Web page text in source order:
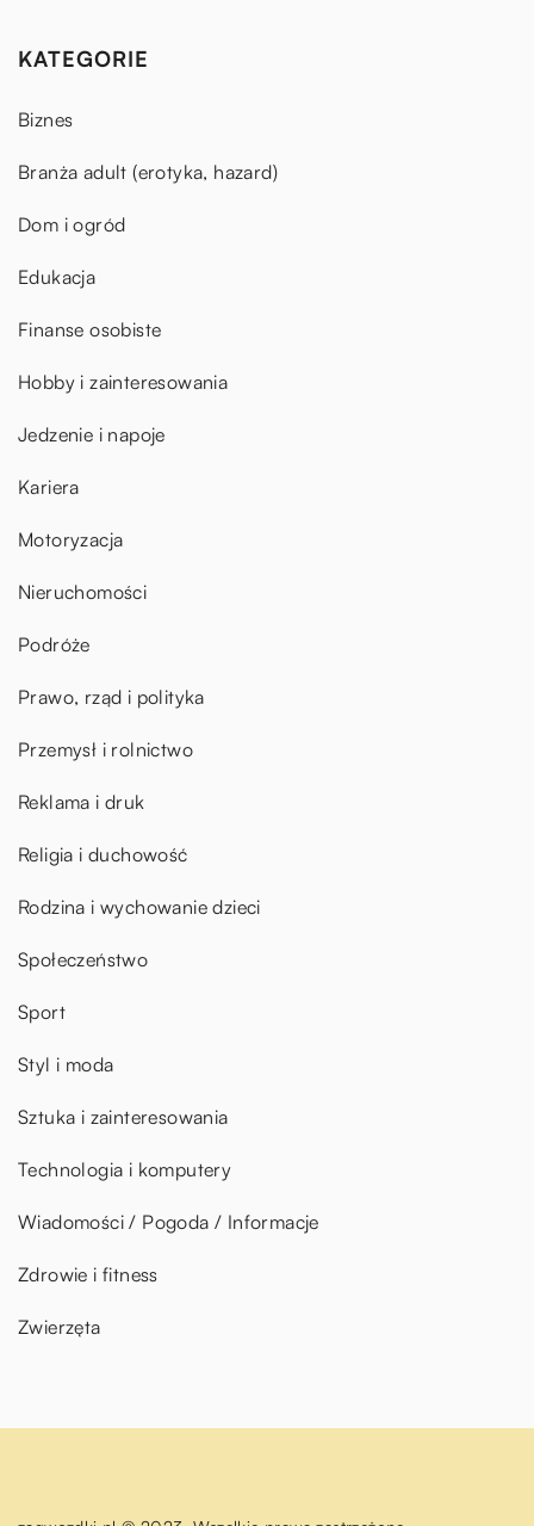
KATEGORIE
Biznes
Branża adult (erotyka, hazard)
Dom i ogród
Edukacja
Finanse osobiste
Hobby i zainteresowania
Jedzenie i napoje
Kariera
Motoryzacja
Nieruchomości
Podróże
Prawo, rząd i polityka
Przemysł i rolnictwo
Reklama i druk
Religia i duchowość
Rodzina i wychowanie dzieci
Społeczeństwo
Sport
Styl i moda
Sztuka i zainteresowania
Technologia i komputery
Wiadomości / Pogoda / Informacje
Zdrowie i fitness
Zwierzęta